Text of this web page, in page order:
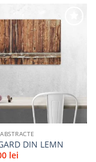
Adaugă
DIN LEMN
lei